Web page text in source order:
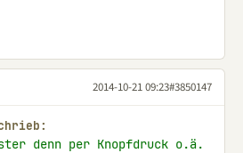
2014-10-21 09:23#3850147
denn per Knopfdruck o.ä.